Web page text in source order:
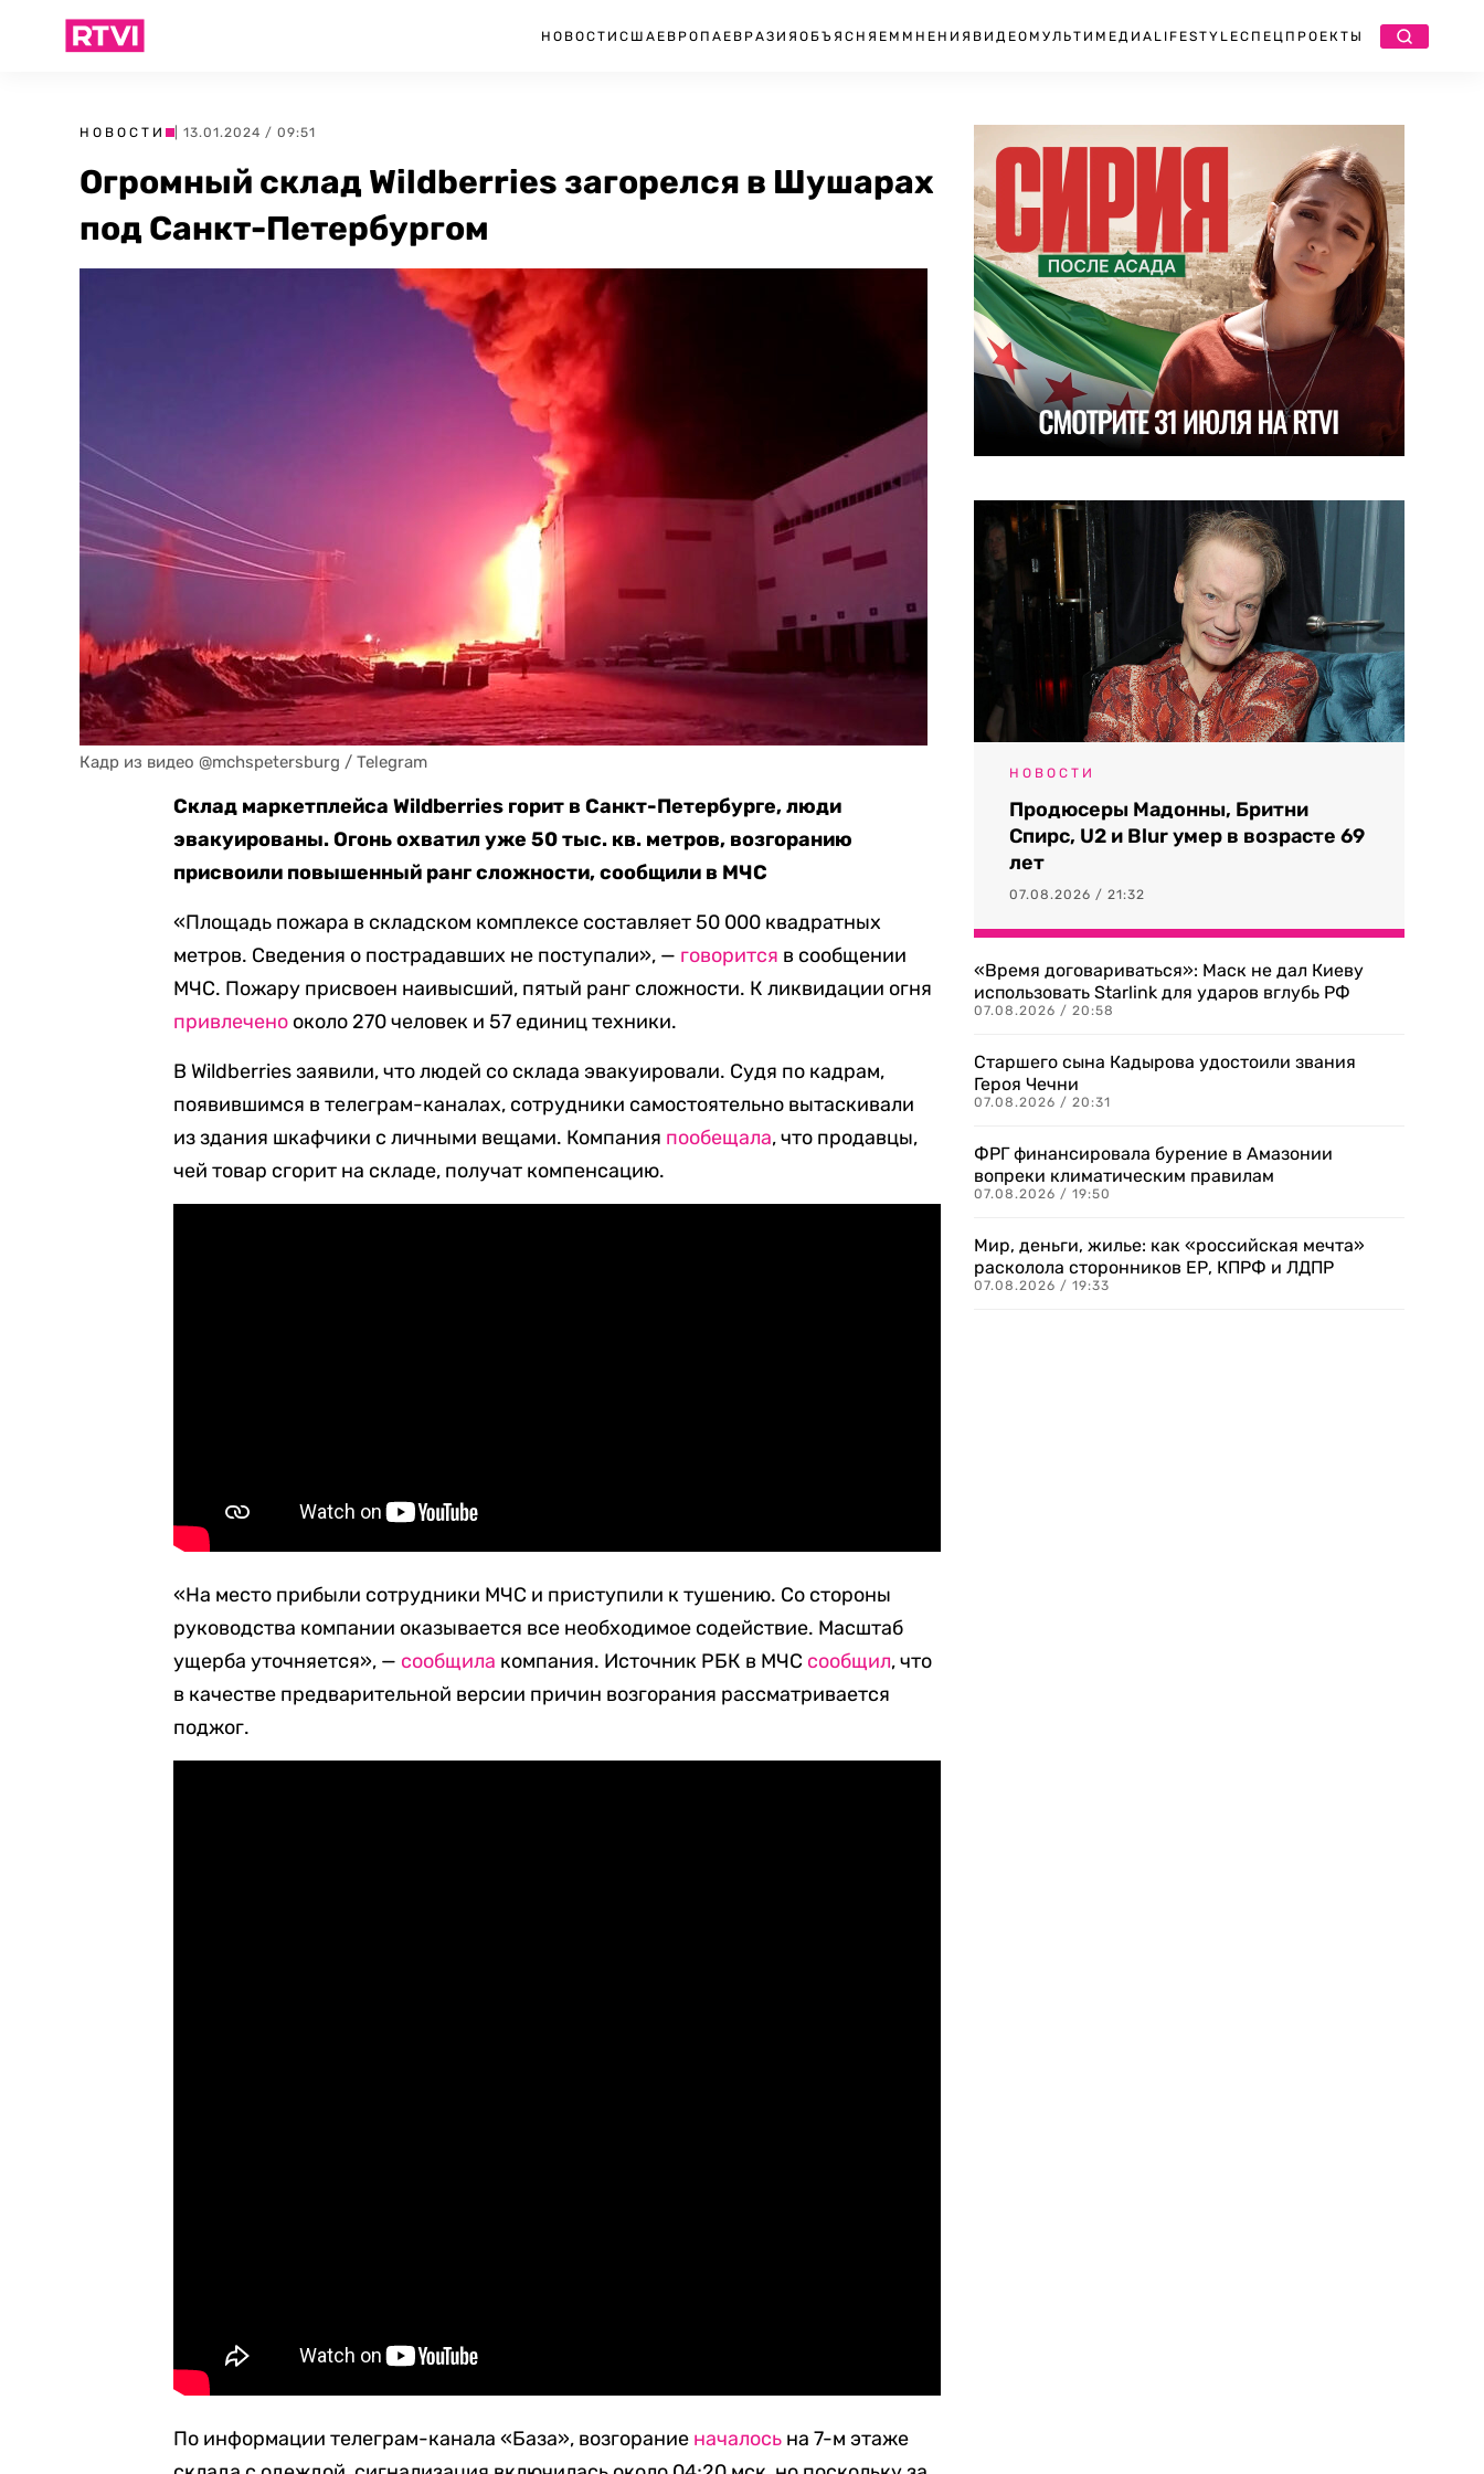
НОВОСТИ США ЕВРОПА ЕВРАЗИЯ ОБЪЯСНЯЕМ МНЕНИЯ ВИДЕО МУЛЬТИМЕДИА LIFESTYLEСПЕЦПРОЕКТЫ
НОВОСТИ | 13.01.2024 / 09:51
Огромный склад Wildberries загорелся в Шушарах
под Санкт-Петербургом
Кадр из видео @mchspetersburg / Telegram
Склад маркетплейса Wildberries горит в Санкт-Петербурге, люди
эвакуированы. Огонь охватил уже 50 тыс. кв. метров, возгоранию
присвоили повышенный ранг сложности, сообщили в МЧС
«Площадь пожара в складском комплексе составляет 50 000 квадратных
метров. Сведения о пострадавших не поступали», — говорится в сообщении
МЧС. Пожару присвоен наивысший, пятый ранг сложности. К ликвидации огня
привлечено около 270 человек и 57 единиц техники.
В Wildberries заявили, что людей со склада эвакуировали. Судя по кадрам,
появившимся в телеграм-каналах, сотрудники самостоятельно вытаскивали
из здания шкафчики с личными вещами. Компания пообещала, что продавцы,
чей товар сгорит на складе, получат компенсацию.
«На место прибыли сотрудники МЧС и приступили к тушению. Со стороны
руководства компании оказывается все необходимое содействие. Масштаб
ущерба уточняется», — сообщила компания. Источник РБК в МЧС сообщил, что
в качестве предварительной версии причин возгорания рассматривается
поджог.
По информации телеграм-канала «База», возгорание началось на 7-м этаже
НОВОСТИ
Продюсеры Мадонны, Бритни
Спирс, U2 и Blur умер в возрасте 69
лет
07.08.2026 / 21:32
«Время договариваться»: Маск не дал Киеву
использовать Starlink для ударов вглубь РФ
07.08.2026 / 20:58
Старшего сына Кадырова удостоили звания
Героя Чечни
07.08.2026 / 20:31
ФРГ финансировала бурение в Амазонии
вопреки климатическим правилам
07.08.2026 / 19:50
Мир, деньги, жилье: как «российская мечта»
расколола сторонников ЕР, КПРФ и ЛДПР
07.08.2026 / 19:33